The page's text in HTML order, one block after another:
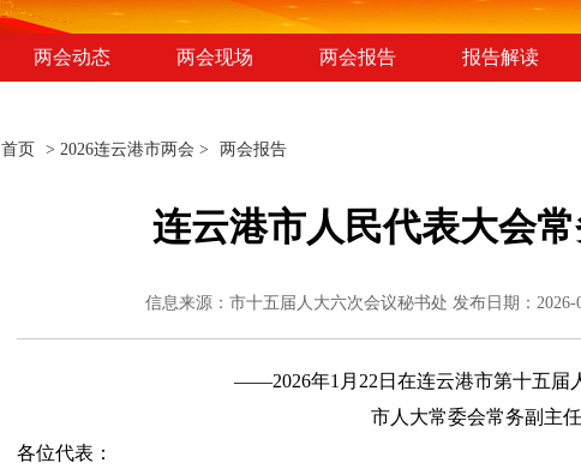
两会动态 两会现场 两会报告 报告解读
首页 > 2026连云港市两会 > 两会报告
连云港市人民代表大会
信息来源：市十五届人大六次会议秘书处 发布日期：2026-
——2026年1月22日在连云港市第十五届
市人大常委会常务副主
各位代表：